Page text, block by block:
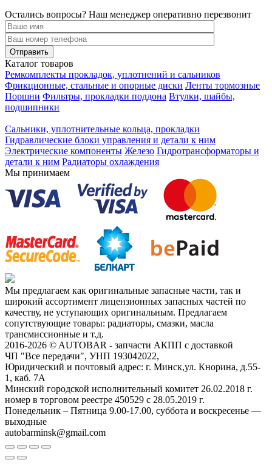
Остались вопросы? Наш менеджер оперативно перезвонит
Каталог товаров
Ремкомплекты прокладок, уплотнений и сальников
Фрикционные, стальные и опорные диски Ленты тормозные
Поршни Фильтры, прокладки поддона Втулки, шайбы,
подшипники
Сальники, уплотнительные кольца, прокладки
Гидравлические блоки управления и детали к ним
Электрические компоненты Железо Гидротрансформаторы и
детали к ним Радиаторы охлаждения
Мы принимаем
Мы предлагаем как оригинальные запасные части, так и
широкий ассортимент лицензионных запасных частей по
качеству, не уступающих оригинальным. Предлагаем
сопутствующие товары: радиаторы, смазки, масла
трансмиссионные и т.д.
2016-2026 © AUTOBAR - запчасти АКПП с доставкой
ЧП "Все передачи", УНП 193042022,
Юридический и почтовый адрес: г. Минск,ул. Кнорина, д.55-
1, каб. 7А
Минский городской исполнительный комитет 26.02.2018 г.
номер в торговом реестре 450529 с 28.05.2019 г.
Понедельник – Пятница 9.00-17.00, суббота и воскресенье —
выходные
autobarminsk@gmail.com